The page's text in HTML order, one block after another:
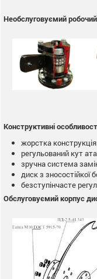
Необслуговуємий
Конструктивні
жорстка
регульований кут
зручна система
диск з зносостійкої
безступінчасте
Обслуговуємий корпус